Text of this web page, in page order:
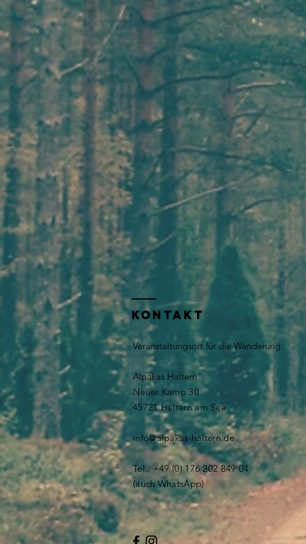
KONTAKT
Veranstaltungsort für die Wanderung:
Alpakas Haltern
Neuer Kamp 30
​​45721 Haltern am See
info@alpakas-haltern.de
Tel.: +49 (0) 176 202 849 04
(auch WhatsApp)